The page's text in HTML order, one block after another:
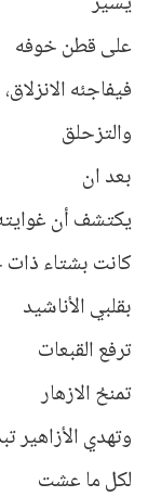
على قطن خوفه
فيفاجئه الانزلاق،
والتزحلق
بعد ان
يكتشف أن
كانت بشتاء ذات
بقلبي الأناشيد
ترفع القبعات
تمنحُ الازهار
وتهدي الأزاهير
لكل ما عشت